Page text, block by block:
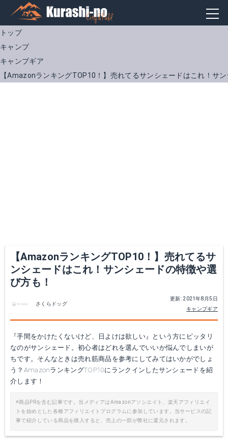
トップ
キャンプ
キャンプギア
【AmazonランキングTOP10！】売れてるサンシェードはこれ！サ
【AmazonランキングTOP10！】売れてるサ
ンシェードはこれ！サンシェードの特徴や選
び方も！
更新: 2021年8月5日
キャンプギア
さくらドッグ
『手間をかけたくないけど、日よけは欲しい』という方にピッタリ
なのがサンシェード。初心者はどれを選んでいいか悩んでしまいが
ちです。そんなときは売れ筋商品を参考にしてみてはいかがでしょ
う？AmazonランキングTOP10にランクインしたサンシェードを紹
介します！
※商品PRを含む記事です。当メディアはAmazonアソシエイト、楽天アフィリエイ
トを始めとした各種アフィリエイトプログラムに参加しています。当サービスの記
事で紹介している商品を購入すると、売上の一部が弊社に還元されます。